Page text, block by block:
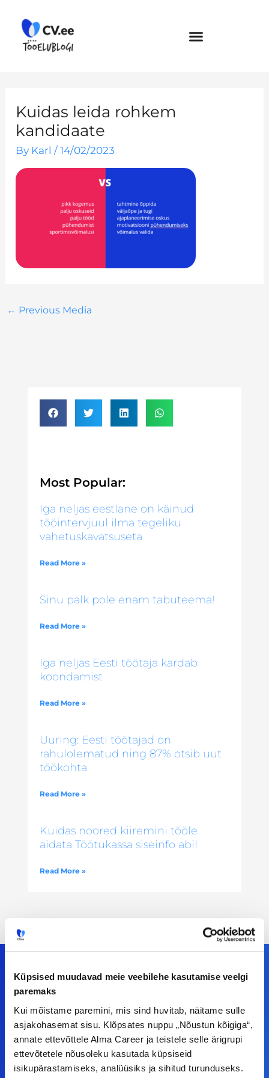
Küpsised muudavad meie veebilehe kasutamise veelgi
paremaks
Kui mõistame paremini, mis sind huvitab, näitame sulle
asjakohasemat sisu. Klõpsates nuppu „Nõustun kõigiga“,
annate ettevõttele Alma Career ja teistele selle ärigrupi
ettevõtetele nõusoleku kasutada küpsiseid
isikupärastamiseks, analüüsiks ja sihitud turunduseks.
content
Kuidas leida rohkem
kandidaate
By Karl/14/02/2023
← Previous Media
Most Popular:
Iga neljas eestlane on käinud
tööintervjuul ilma tegeliku
vahetuskavatsuseta
Read More »
Sinu palk pole enam tabuteema!
Read More »
Iga neljas Eesti töötaja kardab
koondamist
Read More »
Uuring: Eesti töötajad on
rahulolematud ning 87% otsib uut
töökohta
Read More »
Kuidas noored kiiremini tööle
aidata Töötukassa siseinfo abil
Read More »
Tööelublogi.ee lehelt leiad kõik vajaliku, et olla
kursis tööturu uudistega. Kui sul on
ettepanekuid erinevate teemade osas või soovid